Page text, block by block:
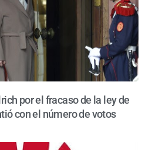
por el fracaso de la ley de
con el número de votos